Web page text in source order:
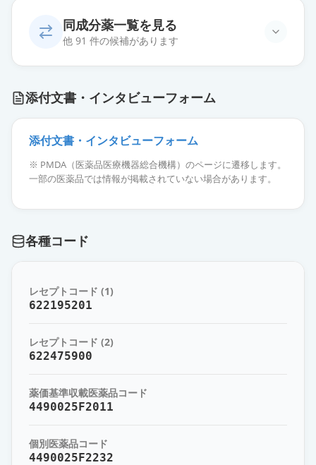
同成分薬一覧を見る
他 91 件の候補があります
5mg「NIG」
薬価 10.80 円
林」
薬価 10.80 円
通常出荷
イト」
オロパタジン塩酸塩OD錠5mg「テ
バ」
オロパタジン塩酸塩錠5mg「ダイ
薬価 10.80 円
オロパタジン塩酸塩錠5mg「ZE」
薬価 10.80 円
添付文書・インタビューフォーム
添付文書・インタビューフォーム
※ PMDA（医薬品医療機器総合機構）のページに遷移します。
一部の医薬品では情報が掲載されていない場合があります。
各種コード
レセプトコード (1)
622195201
レセプトコード (2)
622475900
薬価基準収載医薬品コード
4490025F2011
個別医薬品コード
4490025F2232